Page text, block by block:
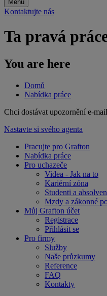
Menu
Kontaktujte nás
Ta pravá
You are here
Domů
Nabídka práce
​Chci dostávat upozornění e-
Nastavte si svého agenta
Pracujte pro Grafton
Nabídka práce
Pro uchazeče
Videa - Jak na to
Kariérní zóna
Studenti a
Mzdy a zákonné
Můj Grafton účet
Registrace
Přihlásit se
Pro firmy
Služby
Naše průzkumy
Reference
FAQ
Kontakty